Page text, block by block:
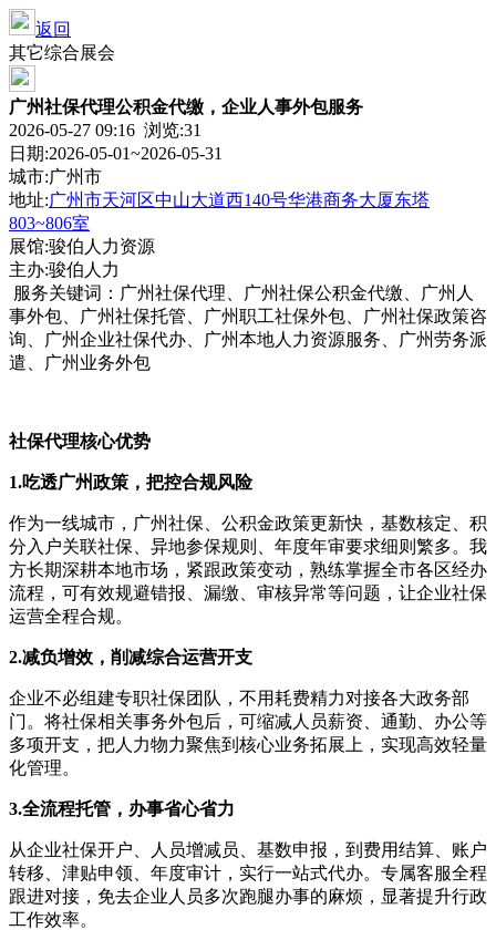
返回
其它综合展会
广州社保代理公积金代缴，企业人事外包服务
2026-05-27 09:16 浏览:31
日期:2026-05-01~2026-05-31
城市:广州市
地址:广州市天河区中山大道西140号华港商务大厦东塔
803~806室
展馆:骏伯人力资源
主办:骏伯人力
服务关键词：广州社保代理、广州社保公积金代缴、广州人
事外包、广州社保托管、广州职工社保外包、广州社保政策咨
询、广州企业社保代办、广州本地人力资源服务、广州劳务派
遣、广州业务外包
社保代理核心优势
1.吃透广州政策，把控合规风险
作为一线城市，广州社保、公积金政策更新快，基数核定、积
分入户关联社保、异地参保规则、年度年审要求细则繁多。我
方长期深耕本地市场，紧跟政策变动，熟练掌握全市各区经办
流程，可有效规避错报、漏缴、审核异常等问题，让企业社保
运营全程合规。
2.减负增效，削减综合运营开支
企业不必组建专职社保团队，不用耗费精力对接各大政务部
门。将社保相关事务外包后，可缩减人员薪资、通勤、办公等
多项开支，把人力物力聚焦到核心业务拓展上，实现高效轻量
化管理。
3.全流程托管，办事省心省力
从企业社保开户、人员增减员、基数申报，到费用结算、账户
转移、津贴申领、年度审计，实行一站式代办。专属客服全程
跟进对接，免去企业人员多次跑腿办事的麻烦，显著提升行政
工作效率。